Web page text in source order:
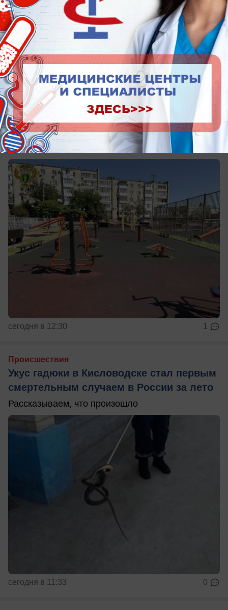
сегодня в 13:11 0
Происшествия
На Ставрополье на девочку рухнула
деталь тренажера: у нее сломаны
пальцы
Начата проверка
сегодня в 12:30 1
Происшествия
Укус гадюки в Кисловодске стал первым
смертельным случаем в России за лето
Рассказываем, что произошло
сегодня в 11:33 0